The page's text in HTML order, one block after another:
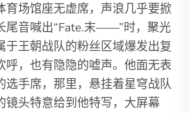
育场馆座无虚席，声浪几乎要掀
尾音喊出“Fate.末——”时，聚光
于王朝战队的粉丝区域爆发出复
呼，也有隐隐的嘘声。他面无表
选手席，那里，悬挂着星穹战队
镜头特意给到他特写，大屏幕